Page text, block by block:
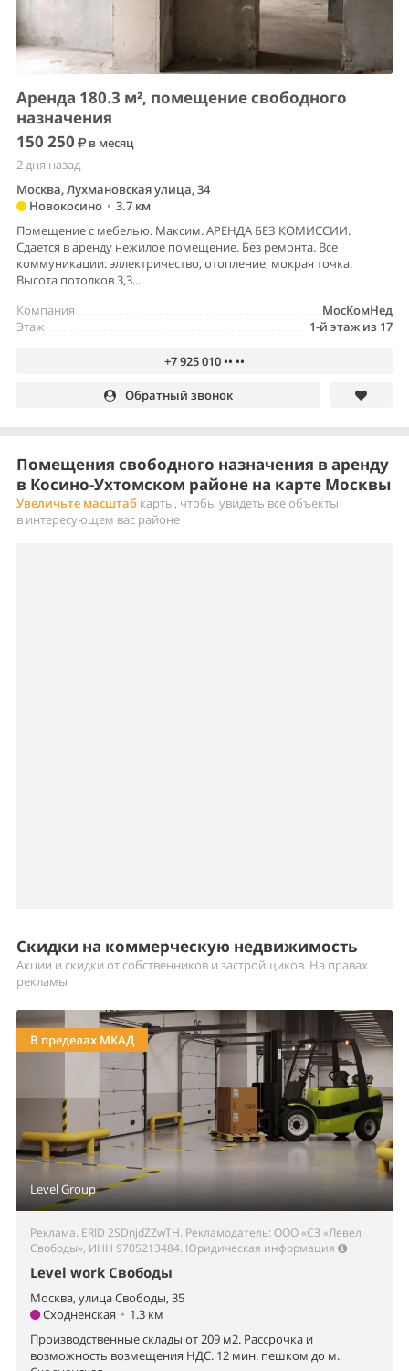
Аренда 180.3 м², помещение свободного
назначения
150 250
в месяц
2 дня назад
Москва, Лухмановская улица, 34
Новокосино • 3.7 км
Помещение с мебелью. Максим. АРЕНДА БЕЗ КОМИССИИ.
Сдается в аренду нежилое помещение. Без ремонта. Все
коммуникации: эллектричество, отопление, мокрая точка.
Высота потолков 3,3...
МосКомНед
Компания
1-й этаж из 17
Этаж
+7 925 010 •• ••
Обратный звонок
Помещения свободного назначения в аренду
в Косино-Ухтомском районе на карте Москвы
Увеличьте масштаб карты, чтобы увидеть все объекты
в интересующем вас районе
Скидки на коммерческую недвижимость
Акции и скидки от собственников и застройщиков. На правах
рекламы
Level Group
В пределах МКАД
Реклама. ERID 2SDnjdZZwTH. Рекламодатель: ООО «СЗ «Левел
Свободы», ИНН 9705213484. Юридическая информация
Level work Свободы
Москва, улица Свободы, 35
Сходненская • 1.3 км
Производственные склады от 209 м2. Рассрочка и
возможность возмещения НДС. 12 мин. пешком до м.